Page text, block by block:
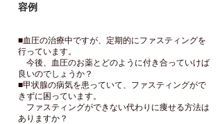
容例
■血圧の治療中ですが、定期的にファスティングを
行っています。
今後、血圧のお薬とどのように付き合っていけば
良いのでしょうか？
■甲状腺の病気を患っていて、ファスティングがで
きずに困っています。
ファスティングができない代わりに痩せる方法は
ありますか？